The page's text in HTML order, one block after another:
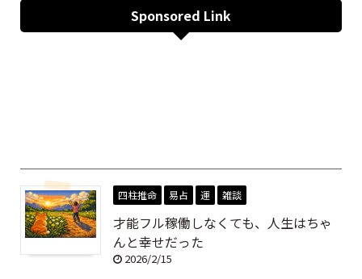
Sponsored Link
四柱推命 易占 運 雑談
才能フル稼働しなくても、人生はちゃ
んと幸せだった
2026/2/15